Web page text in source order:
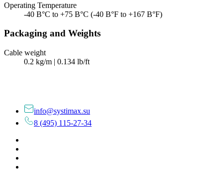
Operating Temperature
-40 В°C to +75 В°C (-40 В°F to +167 В°F)
Packaging and Weights
Cable weight
0.2 kg/m | 0.134 lb/ft
info@systimax.su
8 (495) 115-27-34